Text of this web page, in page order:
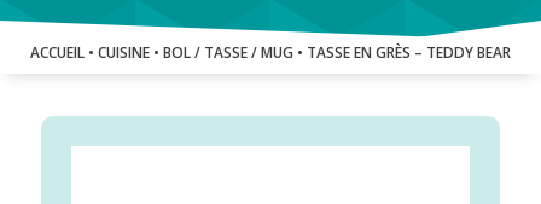
ACCUEIL • CUISINE • BOL / TASSE / MUG • TASSE EN GRÈS – TEDDY BEAR